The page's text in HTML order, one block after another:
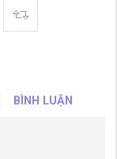
BÌNH LUẬN